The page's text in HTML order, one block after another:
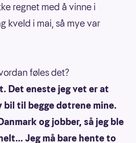
regnet med å vinne i
kveld i mai, så mye var
føles det?
Det eneste jeg vet er at
bil til begge døtrene mine.
og jobber, så jeg ble
Jeg må bare hente to